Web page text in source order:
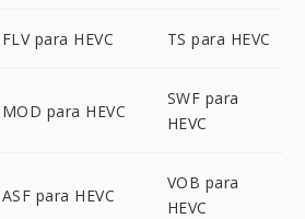
FLV para HEVC TS para HEVC
MOD para HEVC
SWF para
HEVC
ASF para HEVC
VOB para
HEVC